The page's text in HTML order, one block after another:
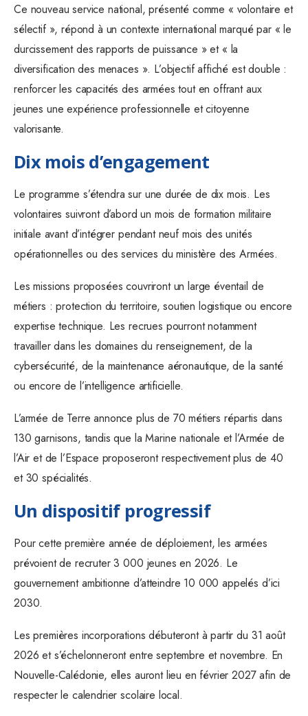
Ce nouveau service national, présenté comme « volontaire et
sélectif », répond à un contexte international marqué par « le
durcissement des rapports de puissance » et « la
diversification des menaces ». L’objectif affiché est double :
renforcer les capacités des armées tout en offrant aux
jeunes une expérience professionnelle et citoyenne
valorisante.
Dix mois d’engagement
Le programme s’étendra sur une durée de dix mois. Les
volontaires suivront d’abord un mois de formation militaire
initiale avant d’intégrer pendant neuf mois des unités
opérationnelles ou des services du ministère des Armées.
Les missions proposées couvriront un large éventail de
métiers : protection du territoire, soutien logistique ou encore
expertise technique. Les recrues pourront notamment
travailler dans les domaines du renseignement, de la
cybersécurité, de la maintenance aéronautique, de la santé
ou encore de l’intelligence artificielle.
L’armée de Terre annonce plus de 70 métiers répartis dans
130 garnisons, tandis que la Marine nationale et l’Armée de
l’Air et de l’Espace proposeront respectivement plus de 40
et 30 spécialités.
Un dispositif progressif
Pour cette première année de déploiement, les armées
prévoient de recruter 3 000 jeunes en 2026. Le
gouvernement ambitionne d’atteindre 10 000 appelés d’ici
2030.
Les premières incorporations débuteront à partir du 31 août
2026 et s’échelonneront entre septembre et novembre. En
Nouvelle-Calédonie, elles auront lieu en février 2027 afin de
respecter le calendrier scolaire local.